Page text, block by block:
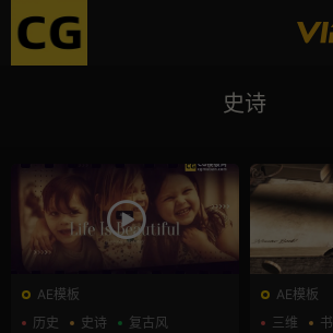
史诗
AE模板
历史
史诗 复古风
AE模板
三维
书